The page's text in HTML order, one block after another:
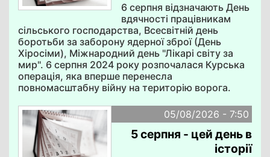
6 серпня відзначають День
вдячності працівникам
сільського господарства, Всесвітній день
боротьби за заборону ядерної зброї (День
Хіросіми), Міжнародний день "Лікарі світу за
мир". 6 серпня 2024 року розпочалася Курська
операція, яка вперше перенесла
повномасштабну війну на територію ворога.
05/08/2026 - 7:50
5 серпня - цей день в
історії